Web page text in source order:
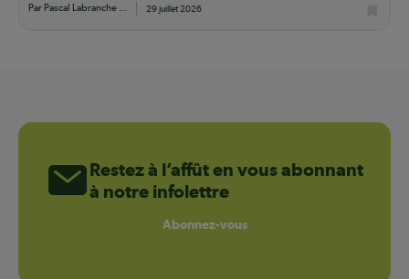
Par Pascal Labranche ... 29 juillet 2026
Restez à l’affût en vous abonnant
à notre infolettre
Abonnez-vous